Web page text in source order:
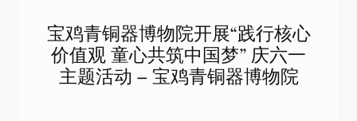
宝鸡青铜器博物院开展“践行核心
价值观 童心共筑中国梦” 庆六一
主题活动 – 宝鸡青铜器博物院